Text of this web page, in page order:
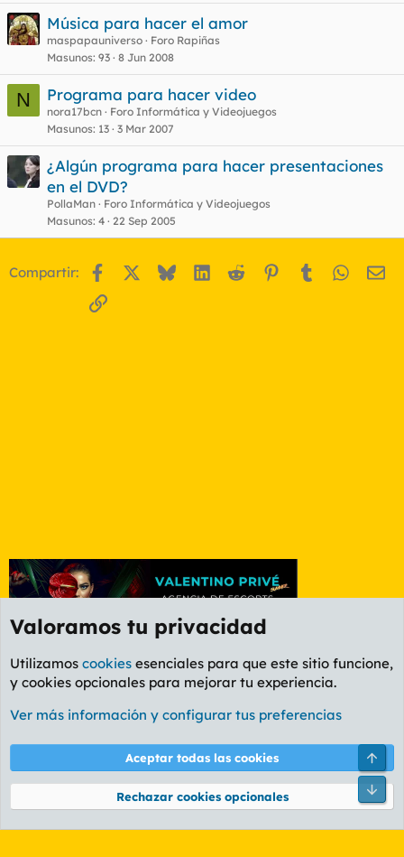
Música para hacer el amor
maspapauniverso
Foro Rapiñas
Masunos 93 8 Jun 2008
N Programa para hacer video
nora17bcn
Foro Informática y Videojuegos
Masunos 13 3 Mar 2007
¿Algún programa para hacer presentaciones
en el DVD?
PollaMan
Foro Informática y Videojuegos
Masunos 4 22 Sep 2005
Compartir: Facebook BlueskyLinkedIn
Reddit Pinterest
Tumblr
Enlace
Foro Informática y Videojuegos
Cookies
PL OLDSTYLE AMARILLO
Términos y reglas Política de privacidad Ayuda
Community platform by XenForo® © 2010-2026 XenForo Ltd.
Valoramos tu privacidad
Utilizamos cookies esenciales para que este sitio funcione,
y cookies opcionales para mejorar tu experiencia.
Ver más información y configurar tus preferencias
Aceptar todas las cookies
Rechazar cookies opcionales
Pie